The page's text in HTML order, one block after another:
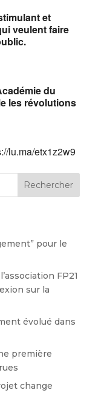
et
veulent faire
du
les révolutions
lu.ma/etx1z2w9
Rechercher
pour le
FP21
sur la
évolué dans
première
change